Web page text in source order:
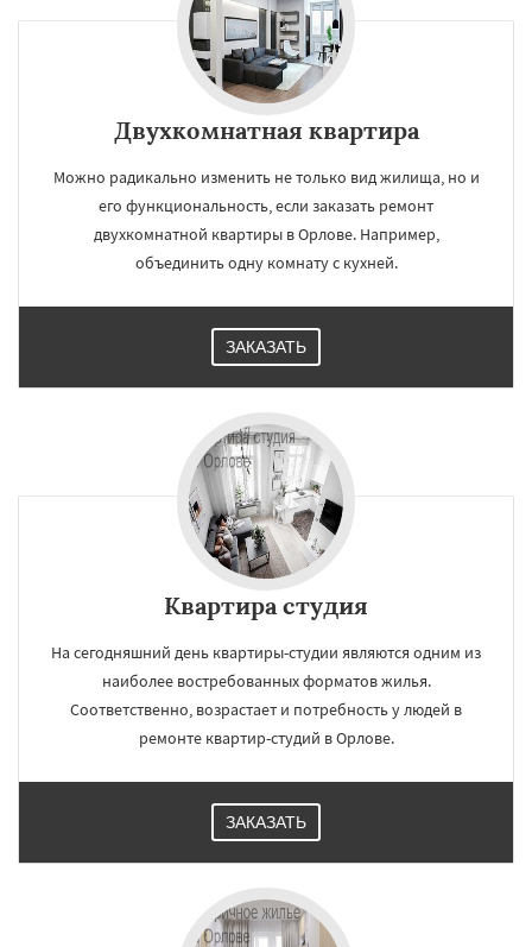
Двухкомнатная квартира
Можно радикально изменить не только вид жилища, но и
его функциональность, если заказать ремонт
двухкомнатной квартиры в Орлове. Например,
объединить одну комнату с кухней.
ЗАКАЗАТЬ
Квартира студия
На сегодняшний день квартиры-студии являются одним из
наиболее востребованных форматов жилья.
Соответственно, возрастает и потребность у людей в
ремонте квартир-студий в Орлове.
ЗАКАЗАТЬ